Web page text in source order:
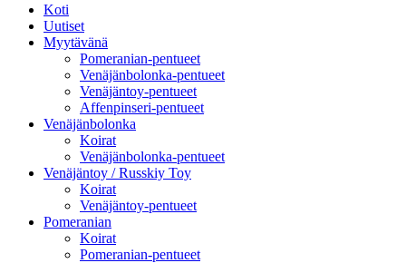
Koti
Uutiset
Myytävänä
Pomeranian-pentueet
Venäjänbolonka-pentueet
Venäjäntoy-pentueet
Affenpinseri-pentueet
Venäjänbolonka
Koirat
Venäjänbolonka-pentueet
Venäjäntoy / Russkiy Toy
Koirat
Venäjäntoy-pentueet
Pomeranian
Koirat
Pomeranian-pentueet